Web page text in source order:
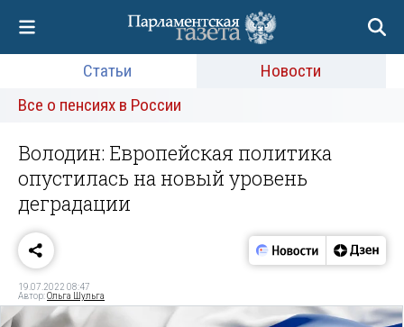
Статьи
Новости
Все о пенсиях в России
Володин: Европейская политика
опустилась на новый уровень
деградации
19.07.2022 08:47
Автор:Ольга Шульга